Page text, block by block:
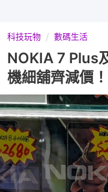
科技玩物 數碼生活
NOKIA 7 Plus
機細舖齊減價！